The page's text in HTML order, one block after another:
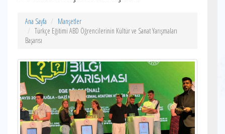
Ana Sayfa
Manşetler
Türkçe Eğitimi ABD Öğrencilerinin Kültür ve Sanat Yarışmaları
Başarısı